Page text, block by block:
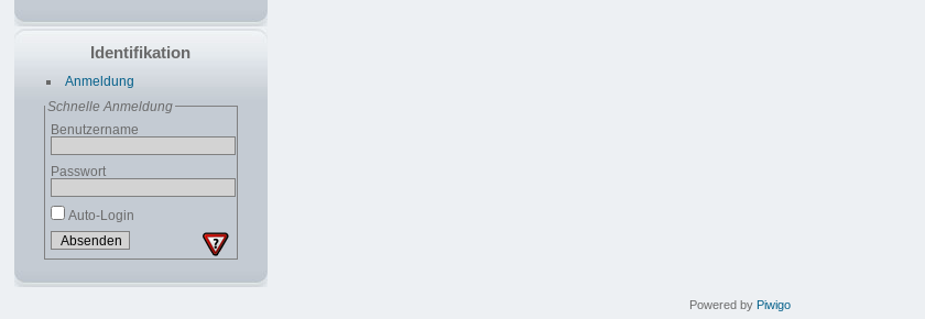
Identifikation
Anmeldung
Schnelle Anmeldung
Benutzername
Passwort
Auto-Login
Powered by Piwigo